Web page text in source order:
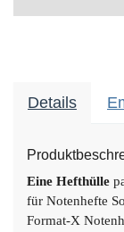
Details
Eine Hefthülle
für Notenhefte
Format-X